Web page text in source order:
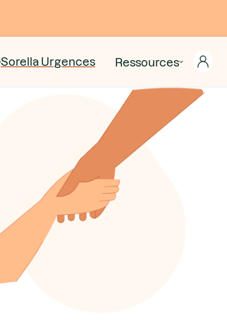
Sorella Urgences Ressources